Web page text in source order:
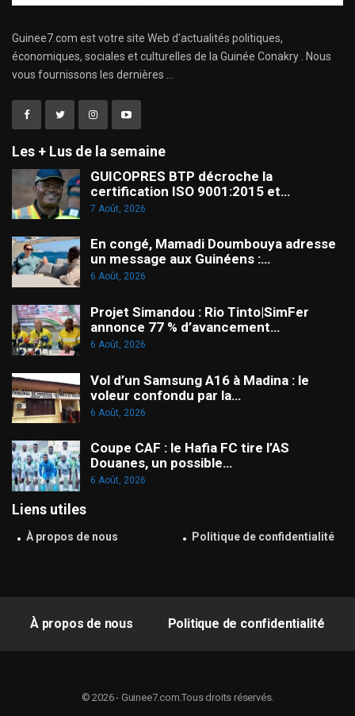
Guinee7.com est votre site Web d'actualités politiques,
économiques, sociales et culturelles de la Guinée Conakry . Nous
vous fournissons les dernières ...
Les + Lus de la semaine
GUICOPRES BTP décroche la
certification ISO 9001:2015 et…
7 Août, 2026
En congé, Mamadi Doumbouya adresse
un message aux Guinéens :…
6 Août, 2026
Projet Simandou : Rio Tinto|SimFer
annonce 77 % d’avancement…
6 Août, 2026
Vol d’un Samsung A16 à Madina : le
voleur confondu par la…
6 Août, 2026
Coupe CAF : le Hafia FC tire l’AS
Douanes, un possible…
6 Août, 2026
Liens utiles
À propos de nous Politique de confidentialité
À propos de nous Politique de confidentialité
© 2026 - Guinee7.com.Tous droits réservés.